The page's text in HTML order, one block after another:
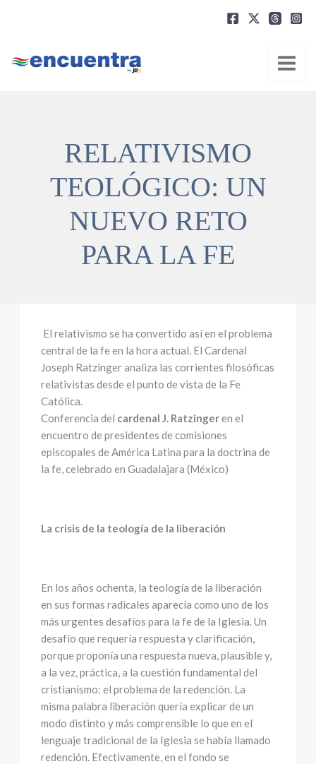
RELATIVISMO
TEOLÓGICO: UN
NUEVO RETO
PARA LA FE
El relativismo se ha convertido así en el problema
central de la fe en la hora actual. El Cardenal
Joseph Ratzinger analiza las corrientes filosóficas
relativistas desde el punto de vista de la Fe
Católica.
Conferencia del cardenal J. Ratzingeren el
encuentro de presidentes de comisiones
episcopales de América Latina para la doctrina de
la fe, celebrado en Guadalajara (México)
La crisis de la teología de la liberación
En los años ochenta, la teología de la liberación
en sus formas radicales aparecía como uno de los
más urgentes desafíos para la fe de la Iglesia. Un
desafío que requería respuesta y clarificación,
porque proponía una respuesta nueva, plausible y,
a la vez, práctica, a la cuestión fundamental del
cristianismo: el problema de la redención. La
misma palabra liberación quería explicar de un
modo distinto y más comprensible lo que en el
lenguaje tradicional de la Iglesia se había llamado
redención. Efectivamente, en el fondo se